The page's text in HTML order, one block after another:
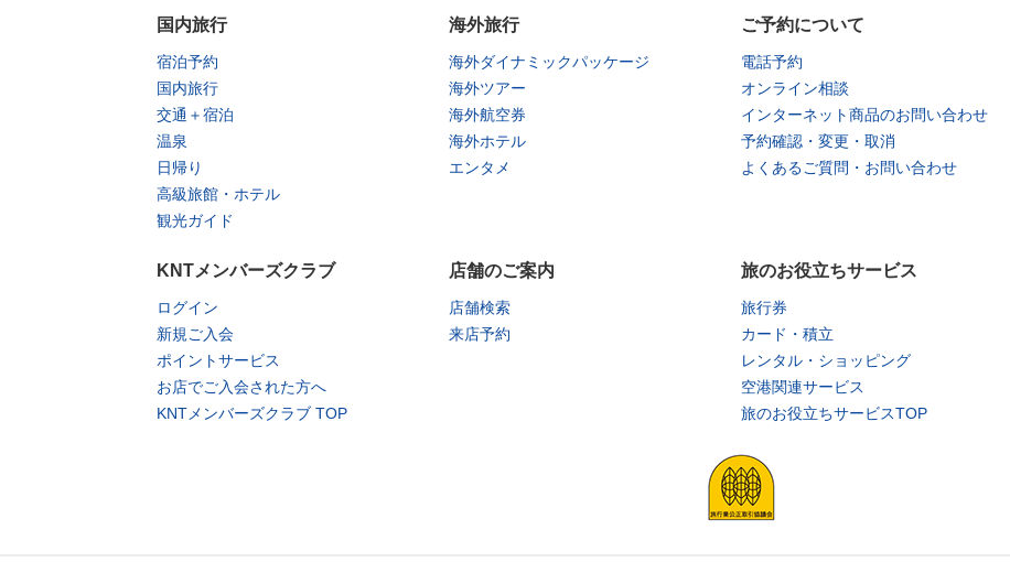
国内旅行
宿泊予約
国内旅行
交通＋宿泊
温泉
日帰り
高級旅館・ホテル
観光ガイド
海外旅行
海外ダイナミックパッケージ
海外ツアー
海外航空券
海外ホテル
エンタメ
ご予約について
電話予約
オンライン相談
インターネット商品のお問い合わせ
予約確認・変更・取消
よくあるご質問・お問い合わせ
KNTメンバーズクラブ
ログイン
新規ご入会
ポイントサービス
お店でご入会された方へ
KNTメンバーズクラブ TOP
店舗のご案内
店舗検索
来店予約
旅のお役立ちサービス
旅行券
カード・積立
レンタル・ショッピング
空港関連サービス
旅のお役立ちサービスTOP